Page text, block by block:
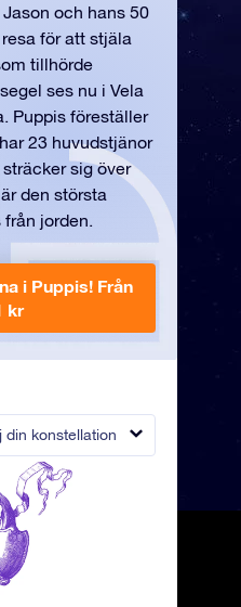
din konstellation
och hans 50
för att stjäla
tillhörde
ses nu i Vela
Puppis föreställer
23 huvudstjänor
sig över
den största
jorden.
i Puppis! Från
kr